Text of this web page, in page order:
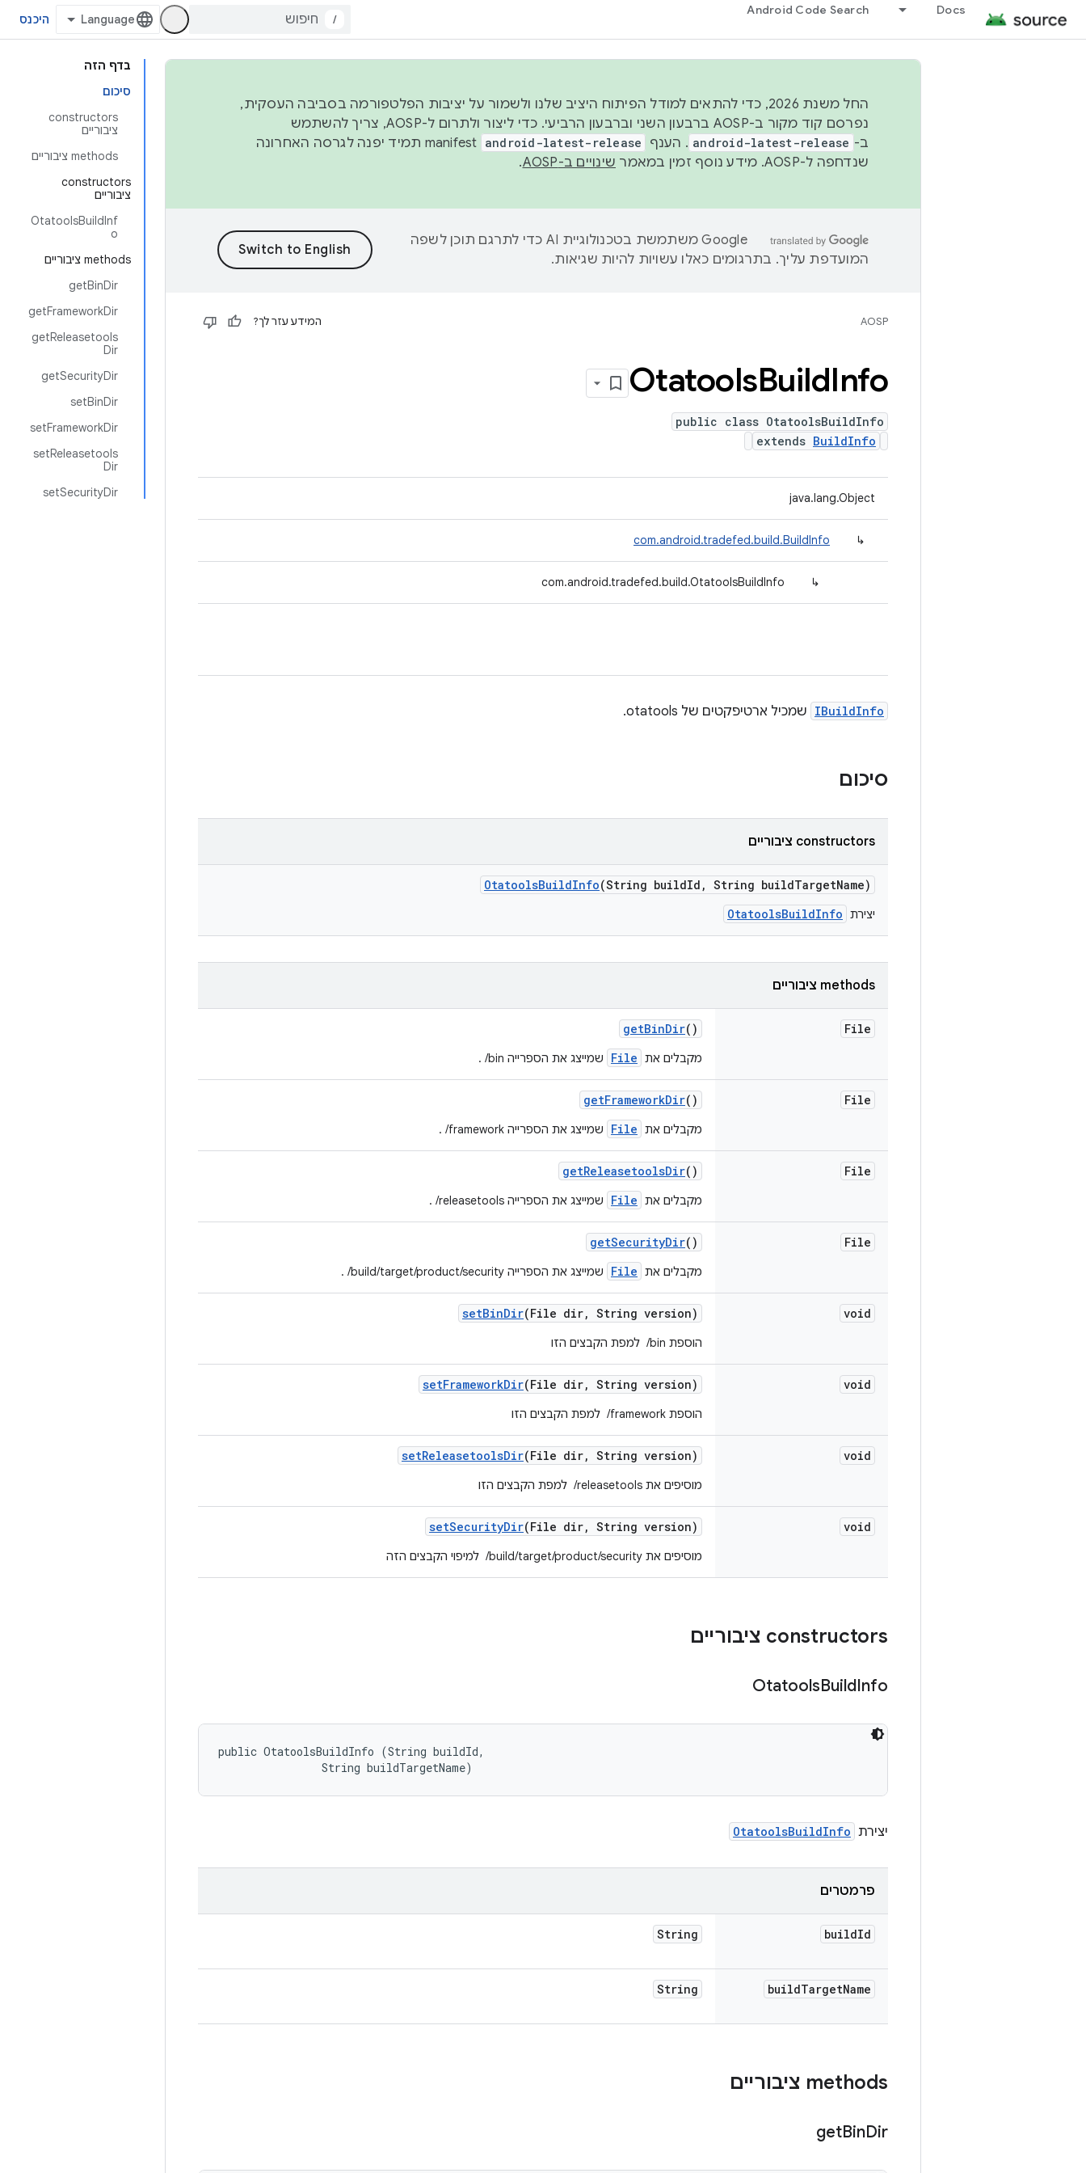
Docs
Android Code Search
/ היכנס
בדף הזה
סיכום
‫constructors
ציבוריים
‫methods ציבוריים
‫constructors
ציבוריים
OtatoolsBuildInf
o
‫methods ציבוריים
getBinDir
getFrameworkDir
getReleasetools
Dir
getSecurityDir
setBinDir
setFrameworkDir
setReleasetools
Dir
setSecurityDir
החל משנת 2026, כדי להתאים למודל הפיתוח היציב שלנו ולשמור על יציבות הפלטפורמה בסביבה העסקית,
נפרסם קוד מקור ב-AOSP ברבעון השני וברבעון הרביעי. כדי ליצור ולתרום ל-AOSP, צריך להשתמש
ב- android-latest-release . הענף android-latest-release
manifest תמיד יפנה לגרסה האחרונה
שנדחפה ל-AOSP. מידע נוסף זמין במאמר
שינויים ב-AOSP .
‫Google משתמשת בטכנולוגיית AI כדי לתרגם תוכן לשפה
המועדפת עליך. בתרגומים כאלו עשויות להיות שגיאות.
AOSP המידע עזר לך?
OtatoolsBuildInfo
public class OtatoolsBuildInfo
extends BuildInfo
java.lang.Object
↳
com.android.tradefed.build.BuildInfo
↳
com.android.tradefed.build.OtatoolsBuildInfo
IBuildInfo שמכיל ארטיפקטים של otatools.
סיכום
‫constructors ציבוריים
OtatoolsBuildInfo(String buildId , String buildTargetName)
יצירת OtatoolsBuildInfo
‫methods ציבוריים
File
getBinDir()
מקבלים את File שמייצג את הספרייה ‎ /bin.
File
getFrameworkDir()
מקבלים את File שמייצג את הספרייה ‎ /framework.
File
getReleasetoolsDir()
מקבלים את File שמייצג את הספרייה ‎ /releasetools.
File
getSecurityDir()
מקבלים את File שמייצג את הספרייה ‎ /build/target/product/security.
void
setBinDir(File dir, String version)
הוספת ‎ /bin למפת הקבצים הזו
void
setFrameworkDir(File dir, String version)
הוספת ‎ /framework למפת הקבצים הזו
void
setReleasetoolsDir(File dir, String version)
מוסיפים את ‎ /releasetools למפת הקבצים הזו
void
setSecurityDir(File dir, String version)
מוסיפים את ‎ /build/target/product/security למיפוי הקבצים הזה
‫constructors ציבוריים
OtatoolsBuildInfo
public OtatoolsBuildInfo (String buildId,
                String buildTargetName)
יצירת OtatoolsBuildInfo
פרמטרים
buildId
String
buildTargetName
String
‫methods ציבוריים
getBinDir